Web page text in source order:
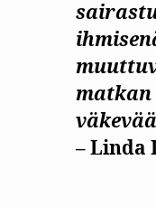
matkan
– Linda